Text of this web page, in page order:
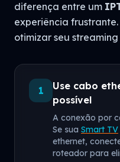
diferença entre um
experiência
otimizar seu
1
Use cabo
possível
A conexão por
Se sua Smart TV
ethernet,
roteador para